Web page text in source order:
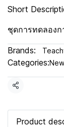
Short
ชุดการทดลอง
Brands:
Categories:
Share
Product